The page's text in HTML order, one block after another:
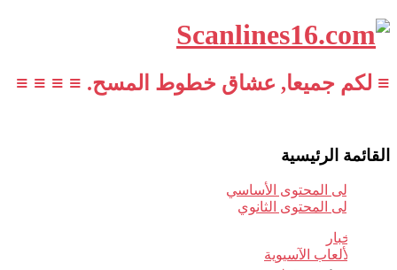
≡ لكم جميعا, عشاق خطوط المسح. ≡ ≡ ≡ ≡
القائمة الرئيسية
تخطي إلى المحتوى الأساسي
تخطي إلى المحتوى الثانوي
أخبار
الألعاب الآسيوية